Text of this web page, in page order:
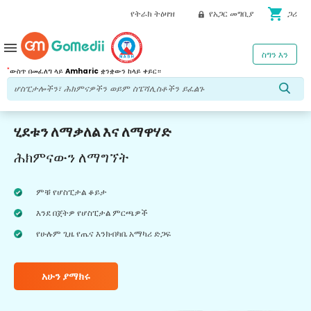
የትራክ ትዕዛዝ የአጋር መግቢያ shopping_cart ጋሪ
*ውስጥ በመፈለግ ላይ Amharic ቋንቋውን ከላይ ቀይር።
ስግን እን
menu
ሂደቱን ለማቃለል እና ለማዋሃድ
ሕክምናውን ለማግኘት
ምቹ የሆስፒታል ቆይታ
እንደ በጀትዎ የሆስፒታል ምርጫዎች
የሁሉም ጊዜ የጤና እንክብካቤ አማካሪ ድጋፍ
አሁን ያማክሩ